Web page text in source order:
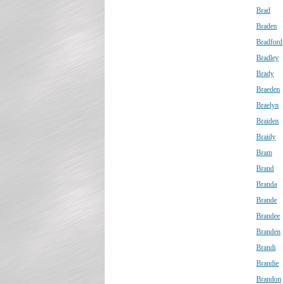
Brad
Braden
Bradford
Bradley
Brady
Braeden
Braelyn
Braiden
Braidy
Bram
Brand
Branda
Brande
Brandee
Branden
Brandi
Brandie
Brandon